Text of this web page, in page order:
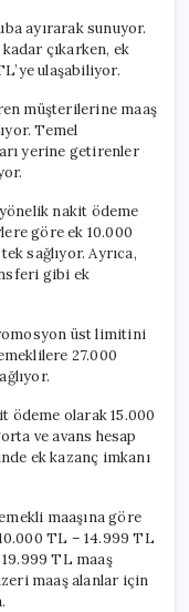
ayırarak sunuyor.
çıkarken, ek
ulaşabiliyor.
müşterilerine maaş
Temel
yerine getirenler
nakit ödeme
göre ek 10.000
sağlıyor. Ayrıca,
gibi ek
üst limitini
27.000
ödeme olarak 15.000
ve avans hesap
ek kazanç imkanı
maaşına göre
TL – 14.999 TL
TL maaş
maaş alanlar için